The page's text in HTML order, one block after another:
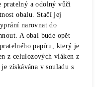
pratelný a odolný vůči
obalu. Stačí jej
narovnat do
A obal bude opět
papíru, který je
z celulozových vláken z
získávána v souladu s